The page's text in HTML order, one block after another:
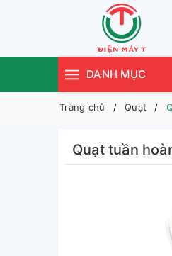
DANH MỤC
Trang chủ Quạt
Quạt tuần